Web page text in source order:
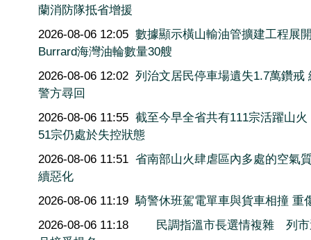
蘭消防隊抵省增援
2026-08-06 12:05 數據顯示橫山輸油管擴建工程展
Burrard海灣油輪數量30艘
2026-08-06 12:02 列治文居民停車場遺失1.7萬鑽戒
警方尋回
2026-08-06 11:55 截至今早全省共有111宗活躍山火
51宗仍處於失控狀態
2026-08-06 11:51 省南部山火肆虐區內多處的空氣
續惡化
2026-08-06 11:19 騎警休班駕電單車與貨車相撞 重
2026-08-06 11:18
民調指溫市長選情複雜 列